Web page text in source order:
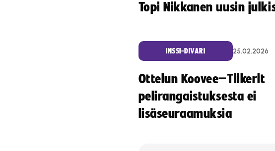
Topi Nikkanen uusin
INSSI-DIVARI 25.02.2026
Ottelun Koovee–Tiikerit
pelirangaistuksesta ei
lisäseuraamuksia